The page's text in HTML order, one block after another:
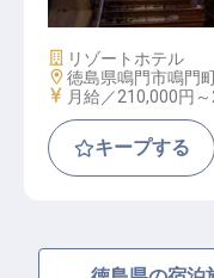
施設業態
リゾートホテル
勤務地
徳島県鳴門市鳴門
給与
月給／210,000円～
キープする